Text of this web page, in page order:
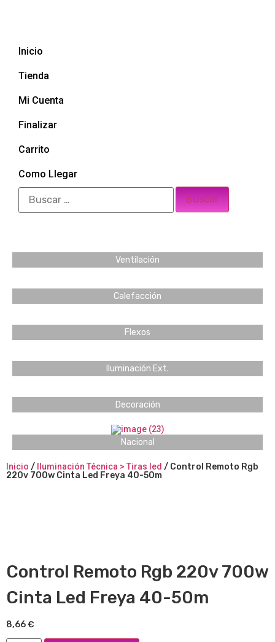
Inicio
Tienda
Mi Cuenta
Finalizar
Carrito
Como Llegar
Ventilación
Calefacción
Flexos
Iluminación Ext.
Decoración
Nacional
Inicio / Iluminación Técnica > Tiras led / Control Remoto Rgb
220v 700w Cinta Led Freya 40-50m
Control Remoto Rgb 220v 700w
Cinta Led Freya 40-50m
8,66€